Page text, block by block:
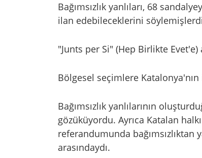
Bağımsızlık yanlıları, 68
ilan edebileceklerini
"Junts per Si" (Hep Birlikte
Bölgesel seçimlere Katalonya'nın
Bağımsızlık yanlılarının
gözüküyordu. Ayrıca Katalan
referandumunda bağımsızlıktan
arasındaydı.